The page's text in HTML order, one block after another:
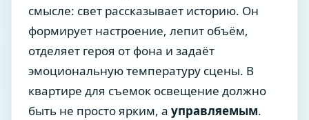
смысле: свет рассказывает историю. Он
формирует настроение, лепит объём,
отделяет героя от фона и задаёт
эмоциональную температуру сцены. В
квартире для съемок освещение должно
быть не просто ярким, а управляемым.